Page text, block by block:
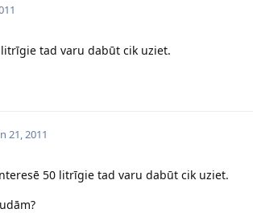
tad varu dabūt cik uziet.
21, 2011
50 litrīgie tad varu dabūt cik uziet.